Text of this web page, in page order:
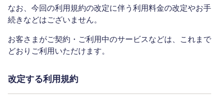
なお、今回の利用規約の改定に伴う利用料金の改定やお手
続きなどはございません。
お客さまがご契約・ご利用中のサービスなどは、これまで
どおりご利用いただけます。
改定する利用規約